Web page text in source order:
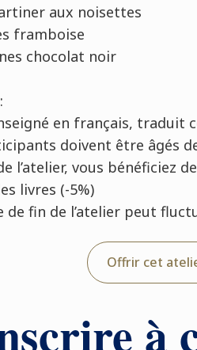
aux noisettes
framboise
chocolat noir
en français, traduit
doivent être âgés
l’atelier, vous bénéficiez
livres (-5%)
de fin de l’atelier peut
Offrir cet
à